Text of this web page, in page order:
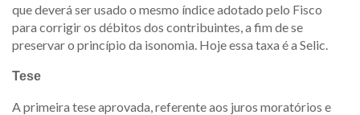
que deverá ser usado o mesmo índice adotado pelo Fisco
para corrigir os débitos dos contribuintes, a fim de se
preservar o princípio da isonomia. Hoje essa taxa é a Selic.
Tese
A primeira tese aprovada, referente aos juros moratórios e